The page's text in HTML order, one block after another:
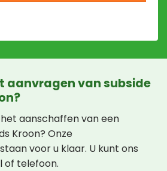
aanvragen van subside
aanschaffen van een
Kroon? Onze
voor u klaar. U kunt ons
of telefoon.